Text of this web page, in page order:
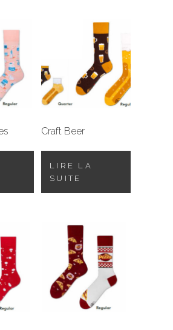
Craft Beer
LIRE LA
SUITE